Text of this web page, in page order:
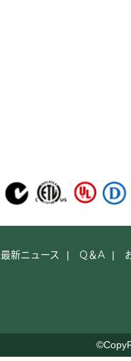
最新ニュース | Q＆A |